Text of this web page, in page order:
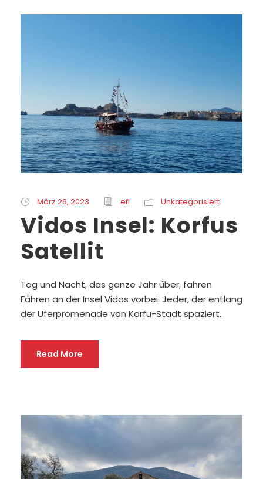
März 26, 2023 efi Unkategorisiert
Vidos Insel: Korfus
Satellit
Tag und Nacht, das ganze Jahr über, fahren
Fähren an der Insel Vidos vorbei. Jeder, der entlang
der Uferpromenade von Korfu-Stadt spaziert..
Read More